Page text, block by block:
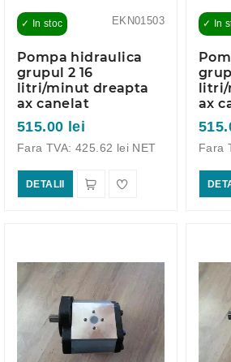
EKN01503
✓ In stoc
Pompa hidraulica
grupul 2 16
litri/minut dreapta
ax canelat
515.00 lei
Fara TVA: 425.62 lei NET
DETALII
✓ In
litri/
ax
Fara